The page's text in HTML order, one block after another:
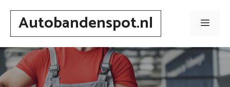
Spring
inhoudAutobandenspot.nl Menu